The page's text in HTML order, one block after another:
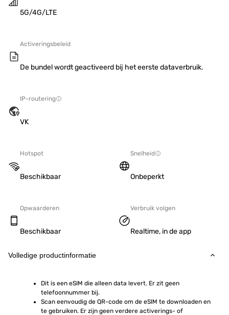
5G/4G/LTE
Activeringsbeleid
De bundel wordt geactiveerd bij het eerste dataverbruik.
IP-routering
VK
Hotspot
Beschikbaar
Snelheid
Onbeperkt
Opwaarderen
Beschikbaar
Verbruik volgen
Realtime, in de app
Volledige productinformatie
Dit is een eSIM die alleen data levert. Er zit geen
telefoonnummer bij.
Scan eenvoudig de QR-code om de eSIM te downloaden en
te gebruiken. Er zijn geen verdere activerings- of